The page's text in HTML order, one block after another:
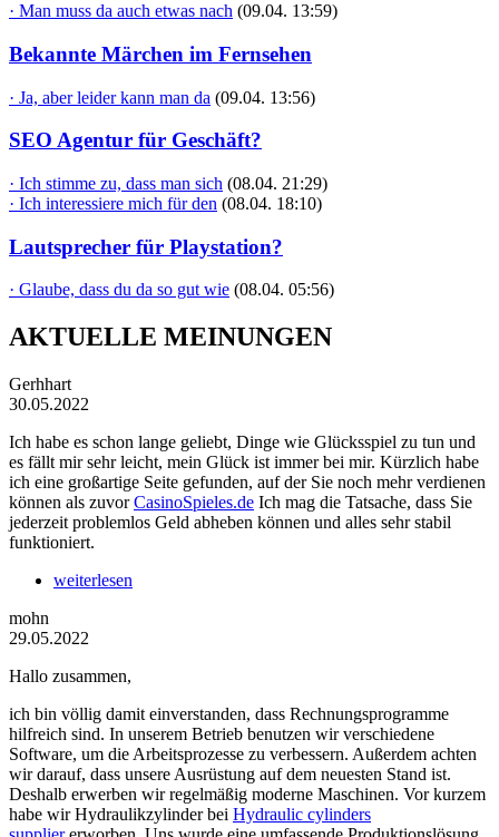
· Man muss da auch etwas nach (09.04. 13:59)
Bekannte Märchen im Fernsehen
· Ja, aber leider kann man da (09.04. 13:56)
SEO Agentur für Geschäft?
· Ich stimme zu, dass man sich (08.04. 21:29)
· Ich interessiere mich für den (08.04. 18:10)
Lautsprecher für Playstation?
· Glaube, dass du da so gut wie (08.04. 05:56)
AKTUELLE MEINUNGEN
Gerhhart
30.05.2022
Ich habe es schon lange geliebt, Dinge wie Glücksspiel zu tun und
es fällt mir sehr leicht, mein Glück ist immer bei mir. Kürzlich habe
ich eine großartige Seite gefunden, auf der Sie noch mehr verdienen
können als zuvorCasinoSpieles.de Ich mag die Tatsache, dass Sie
jederzeit problemlos Geld abheben können und alles sehr stabil
funktioniert.
weiterlesen
mohn
29.05.2022
Hallo zusammen,
ich bin völlig damit einverstanden, dass Rechnungsprogramme
hilfreich sind. In unserem Betrieb benutzen wir verschiedene
Software, um die Arbeitsprozesse zu verbessern. Außerdem achten
wir darauf, dass unsere Ausrüstung auf dem neuesten Stand ist.
Deshalb erwerben wir regelmäßig moderne Maschinen. Vor kurzem
habe wir Hydraulikzylinder bei Hydraulic cylinders